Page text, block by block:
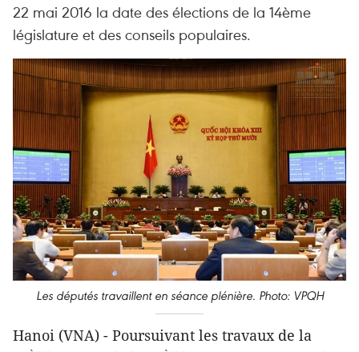
22 mai 2016 la date des élections de la 14ème
législature et des conseils populaires.
Les députés travaillent en séance plénière. Photo: VPQH
Hanoi (VNA) - Poursuivant les travaux de la